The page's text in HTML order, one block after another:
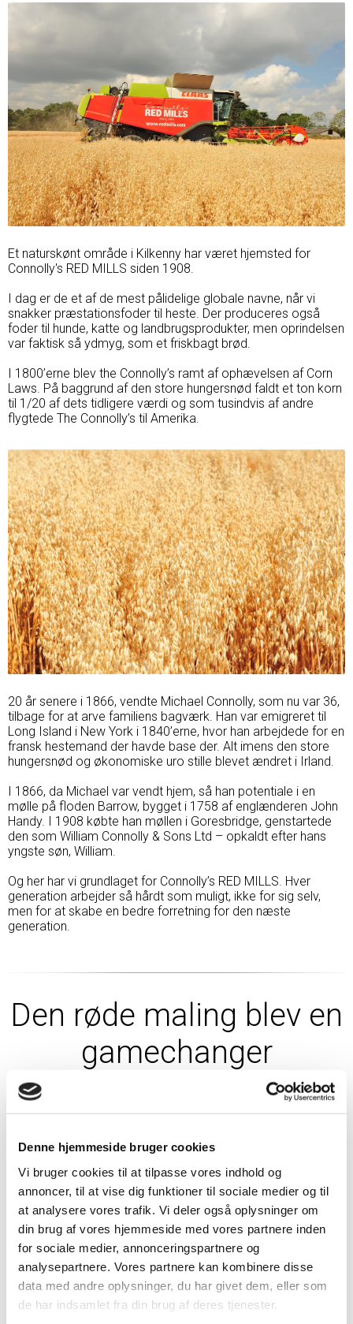
Denne hjemmeside bruger cookies
Vi bruger cookies til at tilpasse vores indhold og
annoncer, til at vise dig funktioner til sociale medier og til
at analysere vores trafik. Vi deler også oplysninger om
din brug af vores hjemmeside med vores partnere inden
for sociale medier, annonceringspartnere og
analysepartnere. Vores partnere kan kombinere disse
data med andre oplysninger, du har givet dem, eller som
de har indsamlet fra din brug af deres tjenester.
Et naturskønt område i Kilkenny har været hjemsted for
Connolly's RED MILLS siden 1908.
I dag er de et af de mest pålidelige globale navne, når vi
snakker præstationsfoder til heste. Der produceres også
foder til hunde, katte og landbrugsprodukter, men oprindelsen
var faktisk så ydmyg, som et friskbagt brød.
I 1800’erne blev the Connolly’s ramt af ophævelsen af Corn
Laws. På baggrund af den store hungersnød faldt et ton korn
til 1/20 af dets tidligere værdi og som tusindvis af andre
flygtede The Connolly’s til Amerika.
20 år senere i 1866, vendte Michael Connolly, som nu var 36,
tilbage for at arve familiens bagværk. Han var emigreret til
Long Island i New York i 1840’erne, hvor han arbejdede for en
fransk hestemand der havde base der. Alt imens den store
hungersnød og økonomiske uro stille blevet ændret i Irland.
I 1866, da Michael var vendt hjem, så han potentiale i en
mølle på floden Barrow, bygget i 1758 af englænderen John
Handy. I 1908 købte han møllen i Goresbridge, genstartede
den som William Connolly & Sons Ltd – opkaldt efter hans
yngste søn, William.
Og her har vi grundlaget for Connolly’s RED MILLS. Hver
generation arbejder så hårdt som muligt, ikke for sig selv,
men for at skabe en bedre forretning for den næste
generation.
Den røde maling blev en
gamechanger